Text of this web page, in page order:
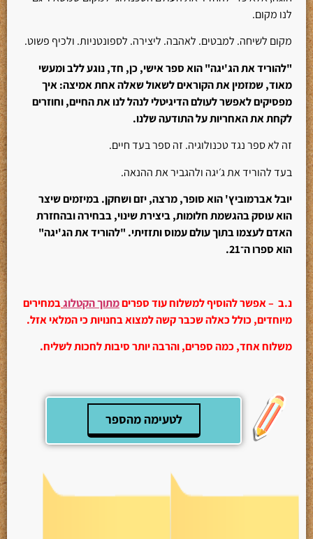
לנו מקום.
מקום לשיחה. למבטים. לאהבה. ליצירה. לספונטניות. ולכיף פשוט.
"להוריד את הג'יגה" הוא ספר אישי, כן, חד, נוגע ללב ומעשי
מאוד, שמזמין את הקוראים לשאול שאלה אחת אמיצה:איך
מפסיקים לאפשר לעולם הדיגיטלי לנהל לנו את החיים, וחוזרים
לקחת את האחריות על התודעה שלנו.
זה לא ספר נגד טכנולוגיה. זה ספר בעד חיים.
בעד להוריד את ג׳יגה ולהגביר את ההנאה.
יובל אברמוביץ' הוא סופר, מרצה, יזם ושחקן. במיזמים שיצר
הוא עוסק בהגשמת חלומות, ביצירת שינוי, בבחירה ובהחזרת
האדם לעצמו בתוך עולם עמוס ותזזיתי. "להוריד את הג'יגה"
הוא ספרו ה־21.
נ.ב – אפשר להוסיף למשלוח עוד ספריםמתוך הקטלוגבמחירים
מיוחדים, כולל כאלה שכבר קשה למצוא בחנויות כי המלאי אזל.
משלוח אחד, כמה ספרים, והרבה יותר סיבות לחכות לשליח.
לטעימה מהספר